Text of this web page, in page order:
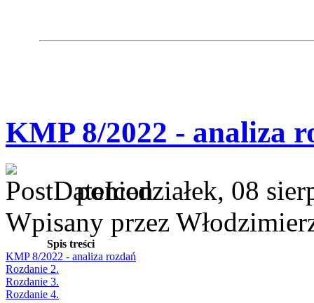
KMP 8/2022 - analiza
poniedziałek, 08
Wpisany przez
Spis treści
KMP 8/2022 - analiza rozdań
Rozdanie 2.
Rozdanie 3.
Rozdanie 4.